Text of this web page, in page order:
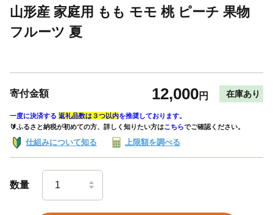
山形産 家庭用 もも モモ 桃 ピーチ 果物
フルーツ 夏
寄付金額 12,000円 在庫あり
一度に決済する 返礼品数は３つ以内を推奨しております。
🔰ふるさと納税が初めての方、詳しく知りたい方はこちらでご確認ください。
仕組みについて知る 上限額を調べる
数量